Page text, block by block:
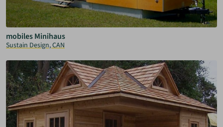
mobiles Minihaus
Sustain Design, CAN